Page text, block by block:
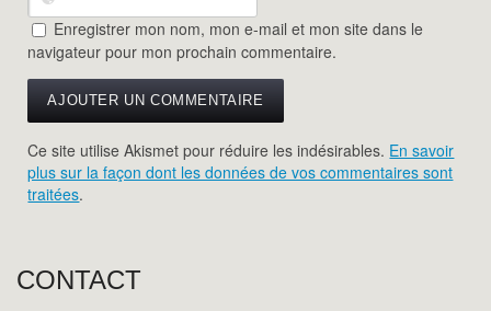
Enregistrer mon nom, mon e-mail et mon site dans le
navigateur pour mon prochain commentaire.
Ce site utilise Akismet pour réduire les indésirables. En savoir
plus sur la façon dont les données de vos commentaires sont
traitées.
CONTACT